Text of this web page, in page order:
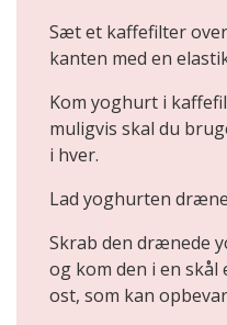
Sæt et kaffefilter
kanten med en
Kom yoghurt i
muligvis skal du
i hver.
Lad yoghurten
Skrab den drænede
og kom den i en
ost, som kan